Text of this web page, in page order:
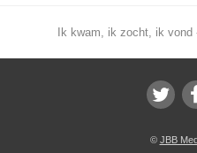
Ik kwam, ik zocht, ik
© JBB